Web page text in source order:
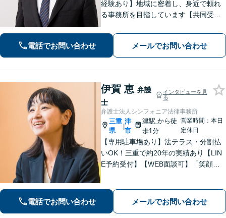
経験あり】地域に密着し、身近で頼れ
る事務所を目指しています【共同受任
全力を尽くします。一人で悩まず、お
気軽にご相談ください【夜間土日相談
可（要予約）】
電話でお問い合わせ メールでお問い合わせ
伊賀 恵 弁護
士
インタビューを見
る
弁護士法人シンフォニア法律事務所
三重
県
|
津
市
津駅から徒
歩1分
営業時間：本日
定休日
【専用駐車場あり】法テラス・分割払
いOK！三重で約20年の実績あり【LIN
E予約受付】【WEB面談可】「笑顔に
性別・年代問わず実績豊富【借金】家
計全体を見直すプランをご提案
電話でお問い合わせ メールでお問い合わせ